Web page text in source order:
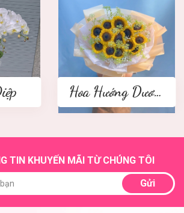
Hoa Hướng Dương
TIN KHUYẾN MÃI TỪ CHÚNG TÔI
Gửi